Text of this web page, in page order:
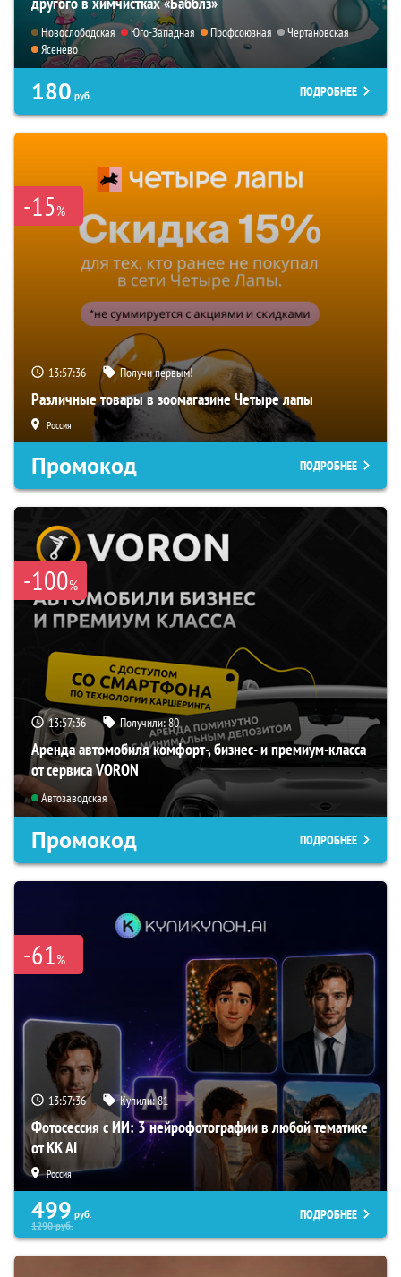
Новослободская Юго-Западная Профсоюзная
Чертановская
Ясенево
180 руб. ПОДРОБНЕЕ
-15%
13:57:35 Получи первым!
Различные товары в зоомагазине Четыре лапы
Россия
Промокод ПОДРОБНЕЕ
-100%
13:57:35 Получили:80
Аренда автомобиля комфорт-, бизнес- и премиум-класса
от сервиса VORON
Автозаводская
Промокод ПОДРОБНЕЕ
-61%
13:57:35 Купили:81
Фотосессия с ИИ: 3 нейрофотографии в любой тематике
от KK AI
Россия
499 руб.
1290руб.
ПОДРОБНЕЕ